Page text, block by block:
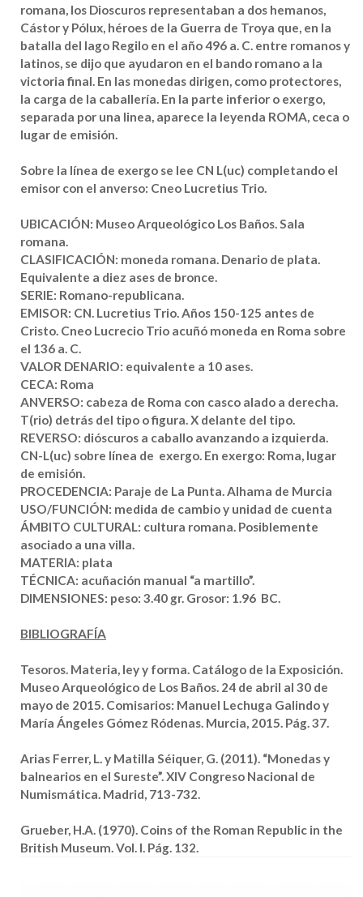
romana, los Dioscuros representaban a dos hemanos,
Cástor y Pólux, héroes de la Guerra de Troya que, en la
batalla del lago Regilo en el año 496 a. C. entre romanos y
latinos, se dijo que ayudaron en el bando romano a la
victoria final. En las monedas dirigen, como protectores,
la carga de la caballería. En la parte inferior o exergo,
separada por una linea, aparece la leyenda ROMA, ceca o
lugar de emisión.
Sobre la línea de exergo se lee CN L(uc) completando el
emisor con el anverso: Cneo Lucretius Trio.
UBICACIÓN: Museo Arqueológico Los Baños. Sala
romana.
CLASIFICACIÓN: moneda romana. Denario de plata.
Equivalente a diez ases de bronce.
SERIE: Romano-republicana.
EMISOR: CN. Lucretius Trio. Años 150-125 antes de
Cristo. Cneo Lucrecio Trio acuñó moneda en Roma sobre
el 136 a. C.
VALOR DENARIO: equivalente a 10 ases.
CECA: Roma
ANVERSO: cabeza de Roma con casco alado a derecha.
T(rio) detrás del tipo o figura. X delante del tipo.
REVERSO: dióscuros a caballo avanzando a izquierda.
CN-L(uc) sobre línea de exergo. En exergo: Roma, lugar
de emisión.
PROCEDENCIA: Paraje de La Punta. Alhama de Murcia
USO/FUNCIÓN: medida de cambio y unidad de cuenta
ÁMBITO CULTURAL: cultura romana. Posiblemente
asociado a una villa.
MATERIA: plata
TÉCNICA: acuñación manual “a martillo”.
DIMENSIONES: peso: 3.40 gr. Grosor: 1.96 BC.
BIBLIOGRAFÍA
Tesoros. Materia, ley y forma. Catálogo de la Exposición.
Museo Arqueológico de Los Baños. 24 de abril al 30 de
mayo de 2015. Comisarios: Manuel Lechuga Galindo y
María Ángeles Gómez Ródenas. Murcia, 2015. Pág. 37.
Arias Ferrer, L. y Matilla Séiquer, G. (2011). “Monedas y
balnearios en el Sureste”. XIV Congreso Nacional de
Numismática. Madrid, 713-732.
Grueber, H.A. (1970). Coins of the Roman Republic in the
British Museum. Vol. I. Pág. 132.